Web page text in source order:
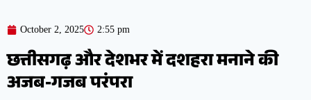
October 2, 2025 2:55 pm
छत्तीसगढ़ और देशभर में दशहरा मनाने की
अजब-गजब परंपरा